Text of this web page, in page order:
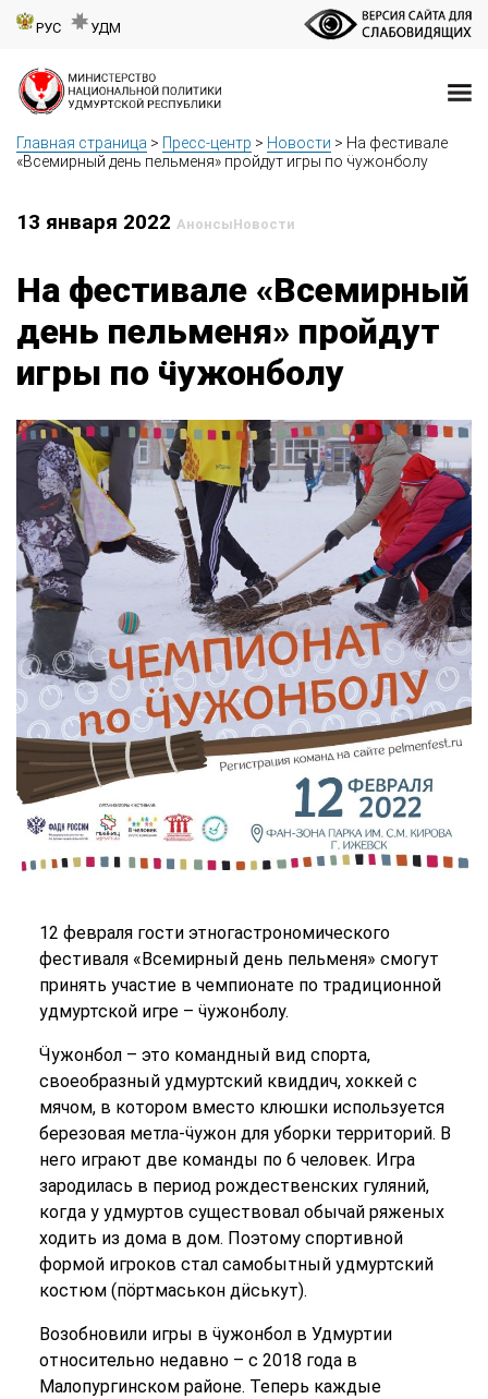
РУС УДМ
Главная страница > Пресс-центр > Новости > На фестивале
«Всемирный день пельменя» пройдут игры по ӵужонболу
13 января 2022 АнонсыНовости
На фестивале «Всемирный
день пельменя» пройдут
игры по ӵужонболу
12 февраля гости этногастрономического
фестиваля «Всемирный день пельменя» смогут
принять участие в чемпионате по традиционной
удмуртской игре – ӵужонболу.
Ӵужонбол – это командный вид спорта,
своеобразный удмуртский квиддич, хоккей с
мячом, в котором вместо клюшки используется
березовая метла-ӵужон для уборки территорий. В
него играют две команды по 6 человек. Игра
зародилась в период рождественских гуляний,
когда у удмуртов существовал обычай ряженых
ходить из дома в дом. Поэтому спортивной
формой игроков стал самобытный удмуртский
костюм (пӧртмаськон дӥськут).
Возобновили игры в ӵужонбол в Удмуртии
относительно недавно – с 2018 года в
Малопургинском районе. Теперь каждые